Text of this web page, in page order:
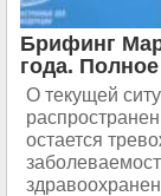
Брифинг
года.
О текущей
остается